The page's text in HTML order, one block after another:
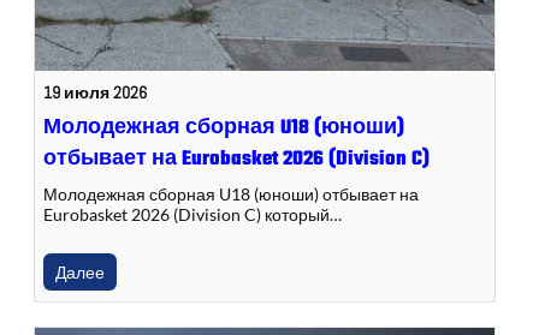
19 июля 2026
Молодежная сборная U18 (юноши)
отбывает на Eurobasket 2026 (Division C)
Молодежная сборная U18 (юноши) отбывает на
Eurobasket 2026 (Division C) который…
Далее